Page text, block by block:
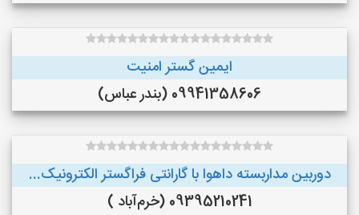
ایمین گستر امنیت
09941358606 (بندر عباس)
دوربین مداربسته داهوا با گارانتی فراگستر الکترونیک...
09395210241 (خرم‌آباد )